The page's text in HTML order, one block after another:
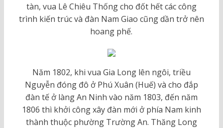
tàn, vua Lê Chiêu Thống cho đốt hết các công
trình kiến trúc và đàn Nam Giao cũng dần trở nên
hoang phế.
Năm 1802, khi vua Gia Long lên ngôi, triều
Nguyễn đóng đô ở Phú Xuân (Huế) và cho đắp
đàn tế ở làng An Ninh vào năm 1803, đến năm
1806 thì khởi công xây đàn mới ở phía Nam kinh
thành thuộc phường Trường An. Thăng Long